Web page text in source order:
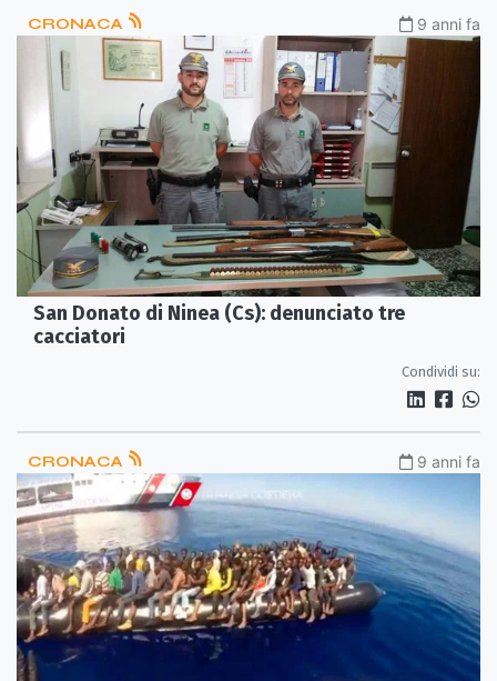
CRONACA 9 anni fa
San Donato di Ninea (Cs): denunciato tre
cacciatori
Condividi su:
CRONACA 9 anni fa